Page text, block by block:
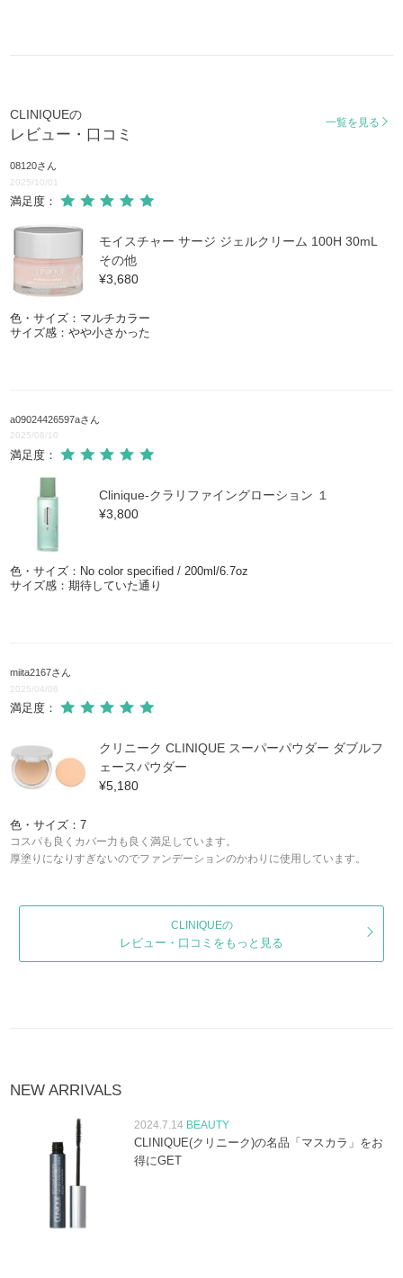
CLINIQUEの
レビュー・口コミ
一覧を見る
08120さん
2025/10/01
満足度：
モイスチャー サージ ジェルクリーム 100H 30mL
その他
¥3,680
色・サイズ：マルチカラー
サイズ感：やや小さかった
a09024426597aさん
2025/08/10
満足度：
Clinique-クラリファイングローション １
¥3,800
色・サイズ：No color specified / 200ml/6.7oz
サイズ感：期待していた通り
miita2167さん
2025/04/06
満足度：
クリニーク CLINIQUE スーパーパウダー ダブルフ
ェースパウダー
¥5,180
色・サイズ：7
コスパも良くカバー力も良く満足しています。
厚塗りになりすぎないのでファンデーションのかわりに使用しています。
CLINIQUEの
レビュー・口コミをもっと見る
NEW ARRIVALS
2024.7.14 BEAUTY
CLINIQUE(クリニーク)の名品「マスカラ」をお
得にGET